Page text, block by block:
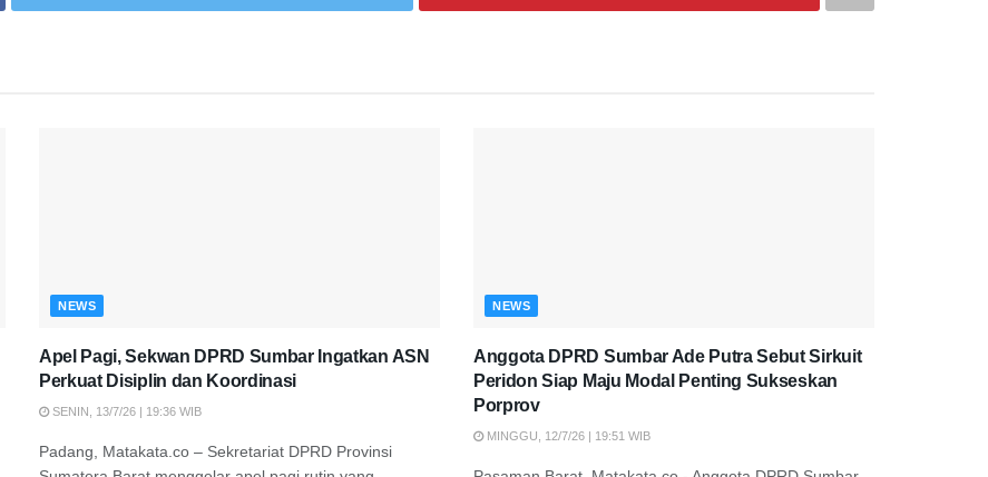
NEWS
Apel Pagi, Sekwan DPRD Sumbar Ingatkan ASN
Perkuat Disiplin dan Koordinasi
SENIN, 13/7/26 | 19:36 WIB
Padang, Matakata.co – Sekretariat DPRD Provinsi
NEWS
Anggota DPRD Sumbar Ade Putra Sebut Sirkuit
Peridon Siap Maju Modal Penting Sukseskan
Porprov
MINGGU, 12/7/26 | 19:51 WIB